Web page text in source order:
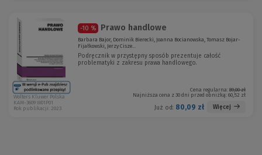
-10 % Prawo handlowe
Barbara Bajor, Dominik Bierecki, Joanna Bocianowska, Tomasz Bojar-
Fijałkowski, Jerzy Cisze...
Podręcznik w przystępny sposób prezentuje całość
problematyki z zakresu prawa handlowego.
Cena regularna: 89,00 zł
Najniższa cena z 30 dni przed obniżką: 60,52 zł
Już od: 80,09 zł Więcej
Wolters Kluwer Polska
KAM-3609 W01P01
Rok publikacji: 2023